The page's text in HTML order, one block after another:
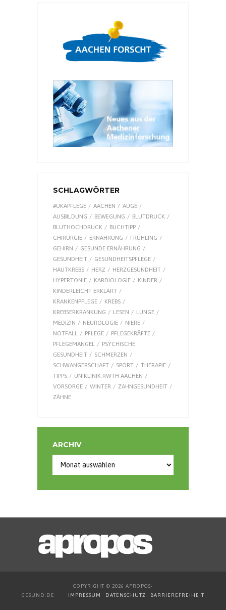
SCHLAGWÖRTER
#UKAPFLEGE AACHEN
AUGE
AUSBILDUNG
BEWEGUNG
BLUTDRUCK
BLUTHOCHDRUCK
BUCHTIPP
CHIRURGIE
ERNÄHRUNG
FRÜHLING
GEHIRN
GESUNDE ERNÄHRUNG
GESUNDHEIT
GESUNDHEITSPFLEGE
HAUTKREBS
HERZ
HERZGESUNDHEIT
HYPERTONIE
KARDIOLOGIE
KINDER
KINDERLEICHT ERKLÄRT
KRANKENPFLEGE
KREBS
KREBSERKRANKUNG
LESEN
LUNGE
MEDIZIN
NEUROLOGIE
NIERE
NOTFALL
PFLEGE
PFLEGEKRÄFTE
PFLEGEMANGEL
PSYCHISCHE
GESUNDHEIT
SCHMERZEN
SCHWANGERSCHAFT
SPORT
THERAPIE
TIPPS
UNIKLINIK RWTH AACHEN
VORSORGE
WINTER
ZAHNGESUNDHEIT
ZÄHNE
ARCHIV
COPYRIGHT © 2026 APROPOS-
GESUND.DE IMPRESSUM DATENSCHUTZ BARRIEREFREIHEIT